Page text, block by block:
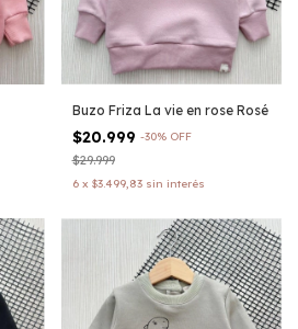
Buzo Friza La vie en rose Rosé
$20.999 -30% OFF
$29.999
6 x $3.499,83 sin interés